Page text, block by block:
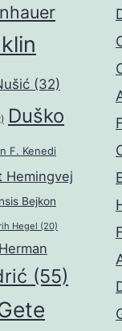
(32)
Duško
F. Kenedi
Hemingvej
Bejkon
Hegel (20)
Herman
(55)